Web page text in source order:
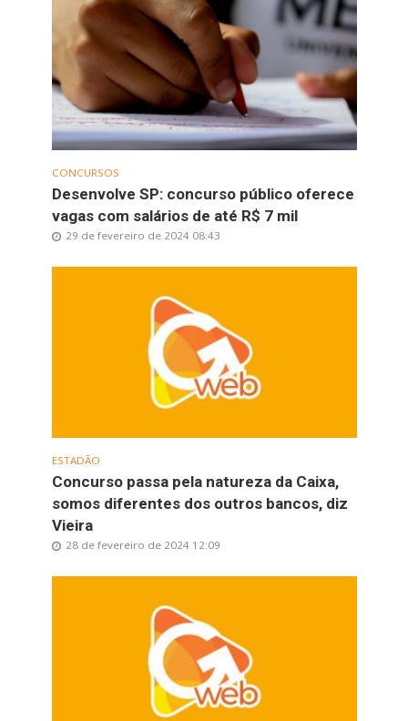
CONCURSOS
Desenvolve SP: concurso público oferece
vagas com salários de até R$ 7 mil
29 de fevereiro de 2024 08:43
ESTADÃO
Concurso passa pela natureza da Caixa,
somos diferentes dos outros bancos, diz
Vieira
28 de fevereiro de 2024 12:09